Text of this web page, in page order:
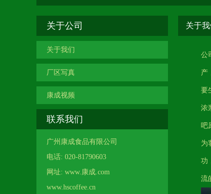
关于公司
关于我们
厂区写真
康成视频
联系我们
广州康成食品有限公司
电话: 020-81790603
网址: www.康成.com
www.hscoffee.cn
关于
公
产
要
浓
吧
为
功
流